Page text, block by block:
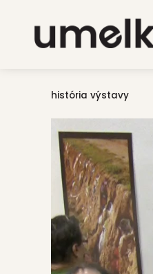
história výstavy